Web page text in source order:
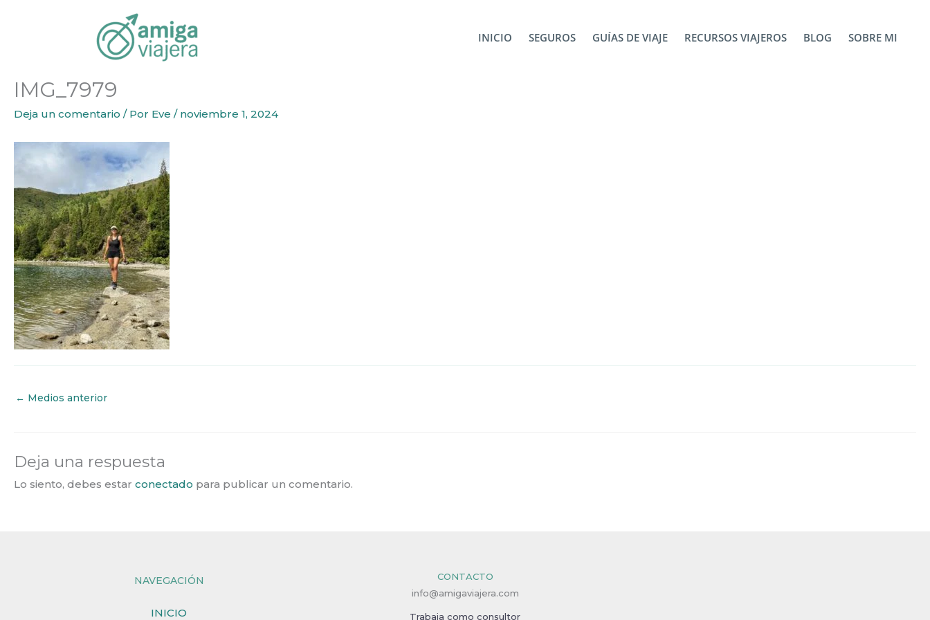
INICIO SEGUROS GUÍAS DE VIAJE RECURSOS VIAJEROS BLOG SOBRE MI
IMG_7979
Deja un comentario / Por Eve / noviembre 1, 2024
← Medios anterior
Deja una respuesta
Lo siento, debes estar conectado para publicar un comentario.
NAVEGACIÓN
INICIO
CONTACTO
info@amigaviajera.com
Trabaja como consultor